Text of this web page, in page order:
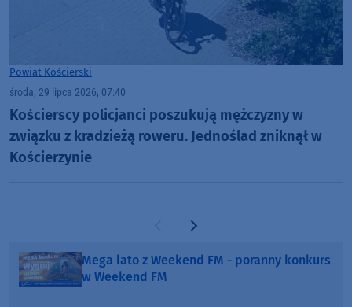
Powiat Kościerski
środa, 29 lipca 2026, 07:40
Kościerscy policjanci poszukują mężczyzny w
związku z kradzieżą roweru. Jednoślad zniknął w
Kościerzynie
Poprzednia strona
Następna strona
Mega lato z Weekend FM - poranny konkurs
w Weekend FM